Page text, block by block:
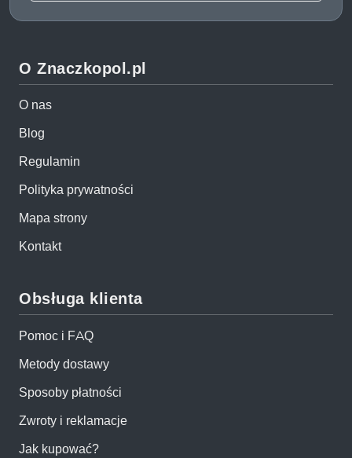
O Znaczkopol.pl
O nas
Blog
Regulamin
Polityka prywatności
Mapa strony
Kontakt
Obsługa klienta
Pomoc i FAQ
Metody dostawy
Sposoby płatności
Zwroty i reklamacje
Jak kupować?